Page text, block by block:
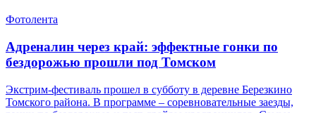
Фотолента
Адреналин через край: эффектные гонки по
бездорожью прошли под Томском
Экстрим-фестиваль прошел в субботу в деревне Березкино
Томского района. В программе – соревновательные заезды,